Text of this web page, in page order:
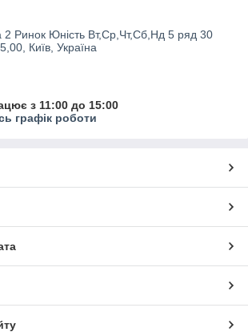
2 Ринок Юність Вт,Ср,Чт,Сб,Нд 5 ряд 30
Київ, Україна
з 11:00 до 15:00
графік роботи